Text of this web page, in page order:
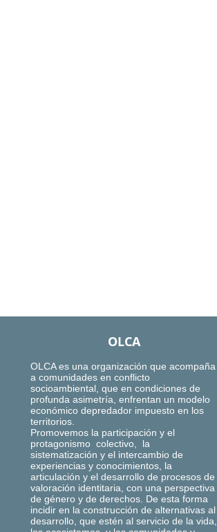
OLCA
OLCA es una organización que acompaña
a comunidades en conflicto
socioambiental, que en condiciones de
profunda asimetría, enfrentan un modelo
económico depredador impuesto en los
territorios.
Promovemos la participación y el
protagonismo colectivo, la
sistematización y el intercambio de
experiencias y conocimientos, la
articulación y el desarrollo de procesos de
valoración identitaria, con una perspectiva
de género y de derechos. De esta forma
incidir en la construcción de alternativas al
desarrollo, que estén al servicio de la vida,